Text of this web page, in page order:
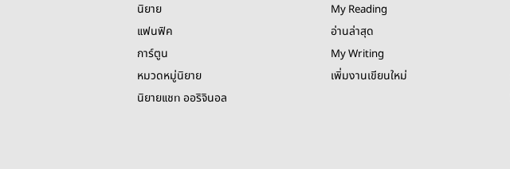
นิยาย
แฟนฟิค
การ์ตูน
หมวดหมู่นิยาย
นิยายแชท ออริจินอล
My Reading
อ่านล่าสุด
My Writing
เพิ่มงานเขียนใหม่